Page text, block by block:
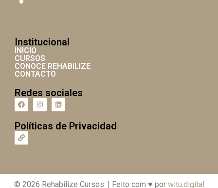
Institucional
INICIO
CURSOS
CONOCE REHABILIZE
CONTACTO
Redes sociales
Políticas de Privacidad
© 2026 Rehabilize Cursos. | Feito com ♥ por witu.digital